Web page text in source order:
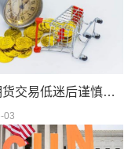
股指期货交易低迷后谨慎交易
03